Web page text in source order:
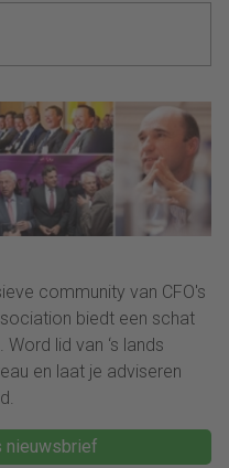
community van CFO's
biedt een schat
lid van ‘s lands
en laat je adviseren
nieuwsbrief